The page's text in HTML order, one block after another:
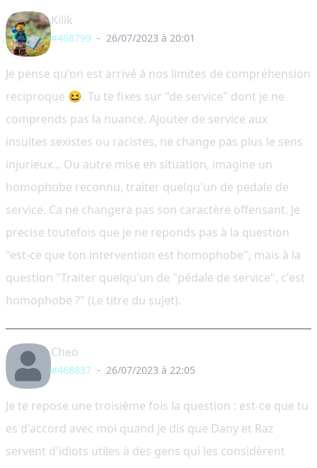
Kilik
#468799 - 26/07/2023 à 20:01
Je pense qu'on est arrivé à nos limites de compréhension
reciproque 😆. Tu te fixes sur "de service" dont je ne
comprends pas la nuance. Ajouter de service aux
insultes sexistes ou racistes, ne change pas plus le sens
injurieux... Ou autre mise en situation, imagine un
homophobe reconnu, traiter quelqu'un de pedale de
service. Ca ne changera pas son caractère offensant. Je
precise toutefois que je ne reponds pas à la question
"est-ce que ton intervention est homophobe", mais à la
question "Traiter quelqu'un de "pédale de service", c'est
homophobe ?" (Le titre du sujet).
Cheo
#468837 - 26/07/2023 à 22:05
Je te repose une troisième fois la question : est-ce que tu
es d'accord avec moi quand je dis que Dany et Raz
servent d'idiots utiles à des gens qui les considèrent